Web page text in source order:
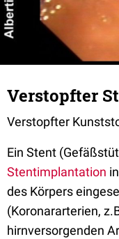
Verstopfter
Verstopfter
Ein Stent
Stentimplantation
des Körpers
(Koronararterien,
hirnversorgenden